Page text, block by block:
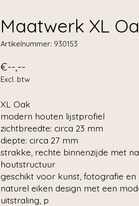
Maatwerk XL
Artikelnummer: 930153
€--,--
Excl. btw
XL Oak
modern houten lijstprofiel
zichtbreedte: circa 23 mm
diepte: circa 27 mm
strakke, rechte binnenzijde met
houtstructuur
geschikt voor kunst, fotografie en
naturel eiken design met een
uitstraling, p